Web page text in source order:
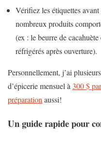
Vérifiez les étiquettes
nombreux produits
(ex : le beurre de
réfrigérés après ouverture).
Personnellement, j’ai
d’épicerie mensuel à 300 $
préparation aussi!
Un guide rapide pour